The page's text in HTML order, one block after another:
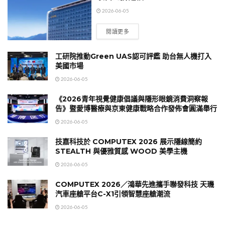
2026-06-05
閱讀更多
工研院推動Green UAS認可評鑑 助台無人機打入
美國市場
2026-06-05
《2026青年視覺健康倡議與隱形眼鏡消費洞察報
告》暨愛博醫療與京東健康戰略合作發佈會圓滿舉行
2026-06-05
技嘉科技於 COMPUTEX 2026 展示隱線簡約
STEALTH 與優雅質感 WOOD 美學主機
2026-06-05
COMPUTEX 2026／鴻華先進攜手聯發科技 天璣
汽車座艙平台C-X1引領智慧座艙潮流
2026-06-05